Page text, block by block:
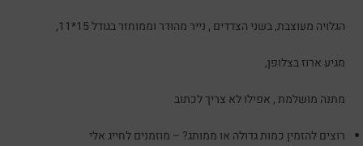
הגלויה מעוצבת, בשני הצדדים , נייר מהודר וממוחזר בגודל 15*11,
מגיע ארוז בצלופן,
מתנה מושלמת , אפילו לא צריך לכתוב
רוצים להזמין כמות גדולה או ממותג? – מוזמנים לחייג אלי